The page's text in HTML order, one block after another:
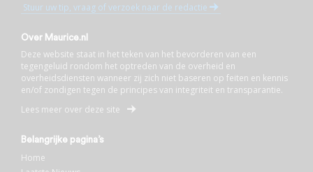
Stuur uw tip, vraag of verzoek naar de redactie
Over Maurice.nl
Deze website staat in het teken van het bevorderen van een
tegengeluid rondom het optreden van de overheid en
overheidsdiensten wanneer zij zich niet baseren op feiten en kennis
en/of zondigen tegen de principes van integriteit en transparantie.
Lees meer over deze site
Belangrijke pagina’s
Home